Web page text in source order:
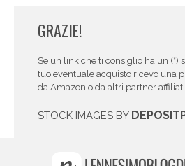
GRAZIE!
Se un link che ti consiglio ha un (*)
tuo eventuale acquisto ricevo una
da Amazon o da altri partner affiliati.
STOCK IMAGES BY